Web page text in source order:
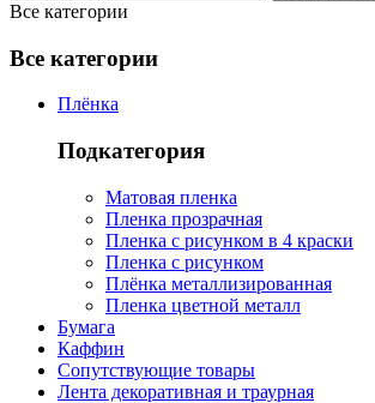
Все категории
Все категории
Плёнка
Подкатегория
Матовая пленка
Пленка прозрачная
Пленка с рисунком в 4 краски
Пленка с рисунком
Плёнка металлизированная
Пленка цветной металл
Бумага
Каффин
Сопутствующие товары
Лента декоративная и траурная